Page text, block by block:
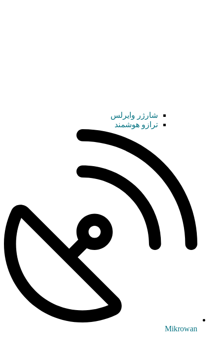
شارژر وایرلس
ترازو هوشمند
Mikrowan